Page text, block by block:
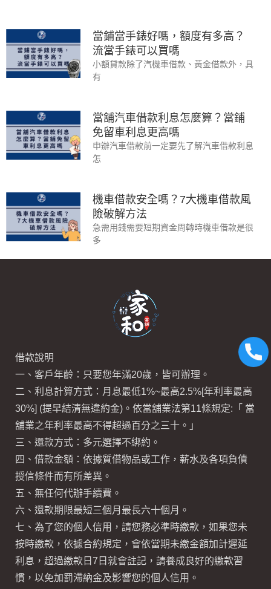
當鋪當手錶好嗎，額度有多高？
流當手錶可以買嗎
小額貸款除了汽機車借款、黃金借款外，具
有
當舖汽車借款利息怎麼算？當鋪
免留車利息更高嗎
申辦汽車借款前一定要先了解汽車借款利息
怎
機車借款安全嗎？7大機車借款風
險破解方法
急需用錢需要短期資金周轉時機車借款是很
多
借款說明
一、客戶年齡：只要您年滿20歲，皆可辦理。
二、利息計算方式：月息最低1%~最高2.5%[年利率最高
30%] (提早結清無違約金)。依當舖業法第11條規定:「 當
舖業之年利率最高不得超過百分之三十。」
三、還款方式：多元選擇不綁約。
四、借款金額：依據質借物品或工作，薪水及各項負債
授信條件而有所差異。
五、無任何代辦手續費。
六、還款期限最短三個月最長六十個月。
七、為了您的個人信用，請您務必準時繳款，如果您未
按時繳款，依據合約規定，會依當期未繳金額加計遲延
利息，超過繳款日7日就會註記，請養成良好的繳款習
慣，以免加罰滯納金及影響您的個人信用。